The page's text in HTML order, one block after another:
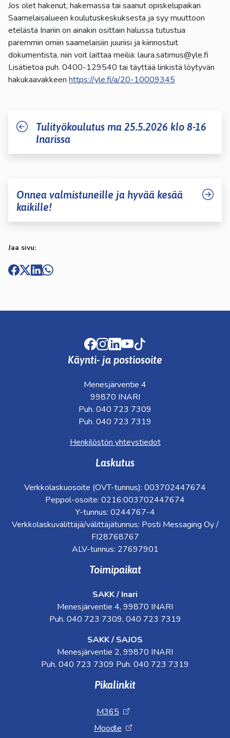
Jos olet hakenut, hakemassa tai saanut opiskelupaikan
Saamelaisalueen koulutuskeskuksesta ja syy muuttoon
etelästä Inariin on ainakin osittain halussa tutustua
paremmin omiin saamelaisiin juuriisi ja kiinnostuit
dokumentista, niin voit laittaa meiliä: laura.satimus@yle.fi
Lisätietoa puh. 0400-129540 tai täyttää linkistä löytyvän
hakukaavakkeen https://yle.fi/a/20-10009345
Tulityökoulutus ma 25.5.2026 klo 8-16
Inarissa
Onnea valmistuneille ja hyvää kesää
kaikille!
Jaa sivu:
Facebook
Instagram
LinkedIn
Youtube
Käynti- ja postiosoite
Menesjärventie 4
99870 INARI
Puh. 040 723 7309
Puh. 040 723 7319
Henkilöstön yhteystiedot
Laskutus
Verkkolaskuosoite (OVT-tunnus): 003702447674
Peppol-osoite: 0216:003702447674
Y-tunnus: 0244767-4
Verkkolaskuvälittäjä/välittäjätunnus: Posti Messaging Oy /
FI28768767
ALV-tunnus: 27697901
Toimipaikat
SAKK / Inari
Menesjärventie 4, 99870 INARI
Puh. 040 723 7309, 040 723 7319
SAKK / SAJOS
Menesjärventie 2, 99870 INARI
Puh. 040 723 7309 Puh. 040 723 7319
Pikalinkit
M365
Moodle